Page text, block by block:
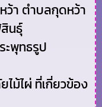
ว้า ตำบลกุดหว้า
นธุ์
ะพุทธรูป
ม้ไผ่ ที่เกี่ยวข้อง